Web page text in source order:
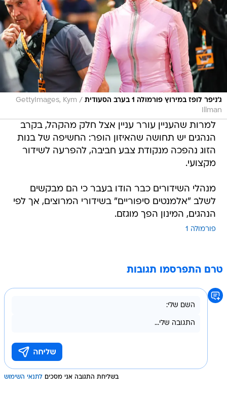
ג'ניפר לופז במירוץ פורמולה 1 בערב הסעודית /
GettyImages, Kym
Illman
למרות שהעניין עורר עניין אצל חלק מהקהל, בקרב
הנהגים יש תחושה שהאיזון הופר: החשיפה של בנות
הזוג נהפכה מנקודת צבע חביבה, להפרעה לשידור
מקצועי.
מנהלי השידורים כבר הודו בעבר כי הם מבקשים
לשלב "אלמנטים סיפוריים" בשידורי המרוצים, אך לפי
הנהגים, המינון הפך מוגזם.
פורמולה 1
טרם התפרסמו תגובות
בשליחת התגובה אני מסכים לתנאי השימוש